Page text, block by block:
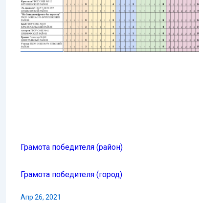
Грамота победителя (район)
Грамота победителя (город)
Апр 26, 2021